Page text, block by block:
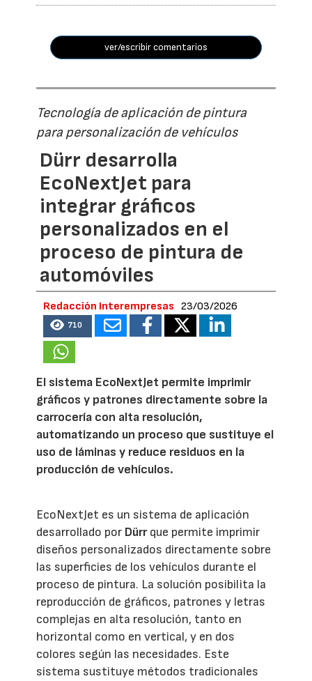
ver/escribir comentarios
Tecnología de aplicación de pintura
para personalización de vehículos
Dürr desarrolla
EcoNextJet para
integrar gráficos
personalizados en el
proceso de pintura de
automóviles
Redacción Interempresas 23/03/2026
710
El sistema EcoNextJet permite imprimir
gráficos y patrones directamente sobre la
carrocería con alta resolución,
automatizando un proceso que sustituye el
uso de láminas y reduce residuos en la
producción de vehículos.
EcoNextJet es un sistema de aplicación
desarrollado por Dürrque permite imprimir
diseños personalizados directamente sobre
las superficies de los vehículos durante el
proceso de pintura. La solución posibilita la
reproducción de gráficos, patrones y letras
complejas en alta resolución, tanto en
horizontal como en vertical, y en dos
colores según las necesidades. Este
sistema sustituye métodos tradicionales